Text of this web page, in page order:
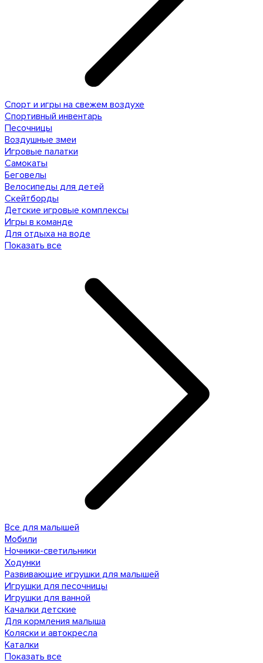
Спорт и игры на свежем воздухе
Спортивный инвентарь
Песочницы
Воздушные змеи
Игровые палатки
Самокаты
Беговелы
Велосипеды для детей
Скейтборды
Детские игровые комплексы
Игры в команде
Для отдыха на воде
Показать все
Все для малышей
Мобили
Ночники-светильники
Ходунки
Развивающие игрушки для малышей
Игрушки для песочницы
Игрушки для ванной
Качалки детские
Для кормления малыша
Коляски и автокресла
Каталки
Показать все